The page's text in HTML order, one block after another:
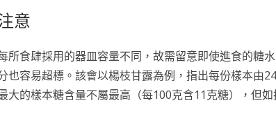
意
所食肆採用的器皿容量不同，故需留意即使進食的糖
也容易超標。該會以楊枝甘露為例，指出每份樣本由
大的樣本糖含量不屬最高（每100克含11克糖），但